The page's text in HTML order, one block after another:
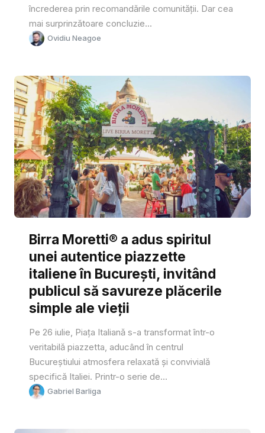
încrederea prin recomandările comunității. Dar cea
mai surprinzătoare concluzie...
Ovidiu Neagoe
Birra Moretti® a adus spiritul
unei autentice piazzette
italiene în București, invitând
publicul să savureze plăcerile
simple ale vieții
Pe 26 iulie, Piața Italiană s-a transformat într-o
veritabilă piazzetta, aducând în centrul
Bucureștiului atmosfera relaxată și convivială
specifică Italiei. Printr-o serie de...
Gabriel Barliga